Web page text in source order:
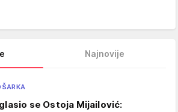
Najnovije
se Ostoja Mijailović: